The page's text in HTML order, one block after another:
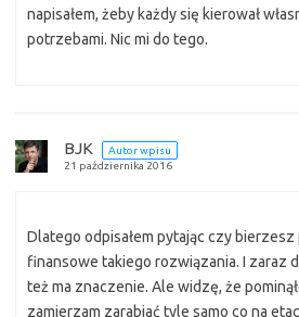
napisałem, żeby każdy się kierował
potrzebami. Nic mi do tego.
BJK
Autor wpisu
21 października 2016
Dlatego odpisałem pytając czy
finansowe takiego rozwiązania. I zaraz
też ma znaczenie. Ale widzę, że
zamierzam zarabiać tyle samo co na